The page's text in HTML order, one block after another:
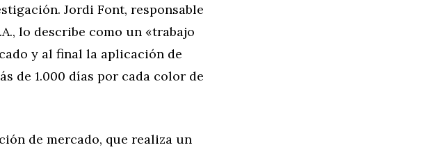
Jordi Font, responsable
lo describe como un «trabajo
y al final la aplicación de
de 1.000 días por cada color de
de mercado, que realiza un